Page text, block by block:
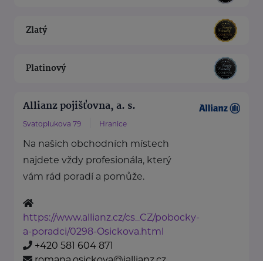
Zlatý
Platinový
Allianz pojišťovna, a. s.
Svatoplukova 79 Hranice
Na našich obchodních místech
najdete vždy profesionála, který
vám rád poradí a pomůže.
https://www.allianz.cz/cs_CZ/pobocky-
a-poradci/0298-Osickova.html
+420 581 604 871